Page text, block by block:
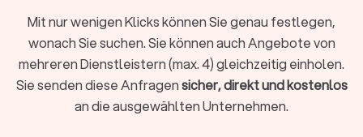
Moderne Steuerberatung findet längst nicht mehr nur im
klassischen Büro statt. Digitale Kanzleien bieten ihre
Dienstleistungen vollständig online an, von der
Belegübermittlung bis zur Videoberatung. Beide Modelle
haben Vorzüge:
Mit nur wenigen Klicks können Sie genau festlegen,
wonach Sie suchen. Sie können auch Angebote von
mehreren Dienstleistern (max. 4) gleichzeitig einholen.
Sie senden diese Anfragensicher, direkt und kostenlos
an die ausgewählten Unternehmen.